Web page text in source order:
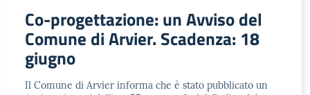
Co-progettazione: un Avviso del
Comune di Arvier. Scadenza: 18
giugno
Il Comune di Arvier informa che è stato pubblicato un